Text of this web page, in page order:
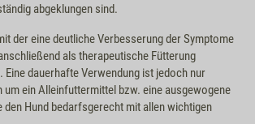
abgeklungen sind.
der eine deutliche Verbesserung der Symptome
als therapeutische Fütterung
dauerhafte Verwendung ist jedoch nur
um ein Alleinfuttermittel bzw. eine ausgewogene
den Hund bedarfsgerecht mit allen wichtigen